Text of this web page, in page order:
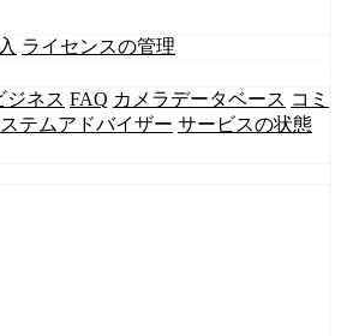
ライセンスの管理
ジネス FAQ カメラデータベース コミ
テムアドバイザー サービスの状態